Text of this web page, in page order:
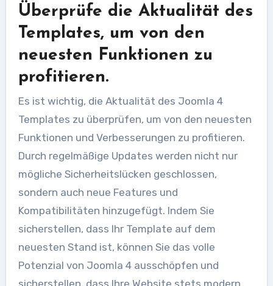
Überprüfe die Aktualität des
Templates, um von den
neuesten Funktionen zu
profitieren.
Es ist wichtig, die Aktualität des Joomla 4
Templates zu überprüfen, um von den neuesten
Funktionen und Verbesserungen zu profitieren.
Durch regelmäßige Updates werden nicht nur
mögliche Sicherheitslücken geschlossen,
sondern auch neue Features und
Kompatibilitäten hinzugefügt. Indem Sie
sicherstellen, dass Ihr Template auf dem
neuesten Stand ist, können Sie das volle
Potenzial von Joomla 4 ausschöpfen und
sicherstellen, dass Ihre Website stets modern